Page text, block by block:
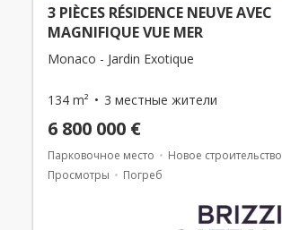
3 PIÈCES RÉSIDENCE NEUVE AVEC
MAGNIFIQUE VUE MER
Monaco - Jardin Exotique
134 m² 3 местные жители
6 800 000 €
Парковочное место
Новое строительство
Просмотры
Погреб